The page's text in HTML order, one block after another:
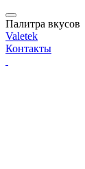
Палитра вкусов
Valetek
Контакты